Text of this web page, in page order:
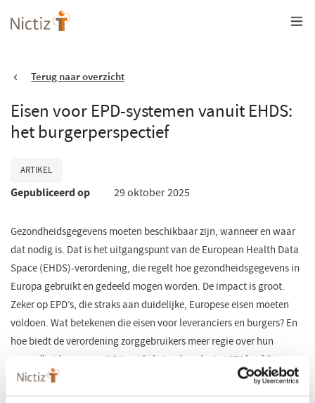
Overslaan
en
gaanTerug naar overzicht
Eisen voor EPD-systemen vanuit EHDS:
het burgerperspectief
ARTIKEL
Gepubliceerd op 29 oktober 2025
Gezondheidsgegevens moeten beschikbaar zijn, wanneer en waar
dat nodig is. Dat is het uitgangspunt van de European Health Data
Space (EHDS)-verordening, die regelt hoe gezondheidsgegevens in
Europa gebruikt en gedeeld mogen worden. De impact is groot.
Zeker op EPD’s, die straks aan duidelijke, Europese eisen moeten
voldoen. Wat betekenen die eisen voor leveranciers en burgers? En
hoe biedt de verordening zorggebruikers meer regie over hun
gezondheidsgegevens? Dit artikel stond eerder in ICT&health
05/2025.